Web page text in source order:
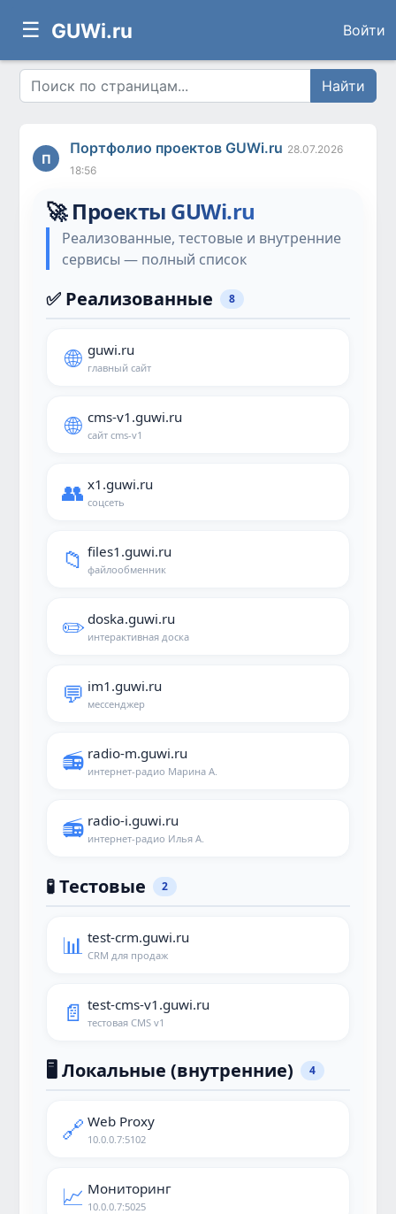
☰ GUWi.ru Войти
Найти
П
Портфолио проектов GUWi.ru 28.07.2026
18:56
🚀 Проекты GUWi.ru
Реализованные, тестовые и внутренние
сервисы — полный список
✅ Реализованные 8
🌐 guwi.ru
главный сайт
🌐 cms-v1.guwi.ru
сайт cms-v1
👥 x1.guwi.ru
соцсеть
📁 files1.guwi.ru
файлообменник
✏️ doska.guwi.ru
интерактивная доска
💬 im1.guwi.ru
мессенджер
📻 radio-m.guwi.ru
интернет-радио Марина А.
📻 radio-i.guwi.ru
интернет-радио Илья А.
🧪 Тестовые 2
📊 test-crm.guwi.ru
CRM для продаж
📄 test-cms-v1.guwi.ru
тестовая CMS v1
🖥️ Локальные (внутренние) 4
🔗 Web Proxy
10.0.0.7:5102
📈 Мониторинг
10.0.0.7:5025